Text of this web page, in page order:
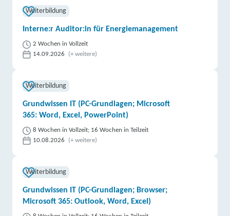
Weiterbildung
Interne:r Auditor:in für Energiemanagement
2 Wochen in Vollzeit
14.09.2026
(+ weitere)
Weiterbildung
Grundwissen IT (PC-Grundlagen; Microsoft
365: Word, Excel, PowerPoint)
8 Wochen in Vollzeit; 16 Wochen in Teilzeit
10.08.2026
(+ weitere)
Weiterbildung
Grundwissen IT (PC-Grundlagen; Browser;
Microsoft 365: Outlook, Word, Excel)